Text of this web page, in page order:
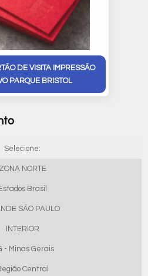
DE VISITA IMPRESSÃO
PARQUE BRISTOL
Selecione:
ZONA NORTE
Estados Brasil
SÃO PAULO
INTERIOR
- Minas Gerais
Central